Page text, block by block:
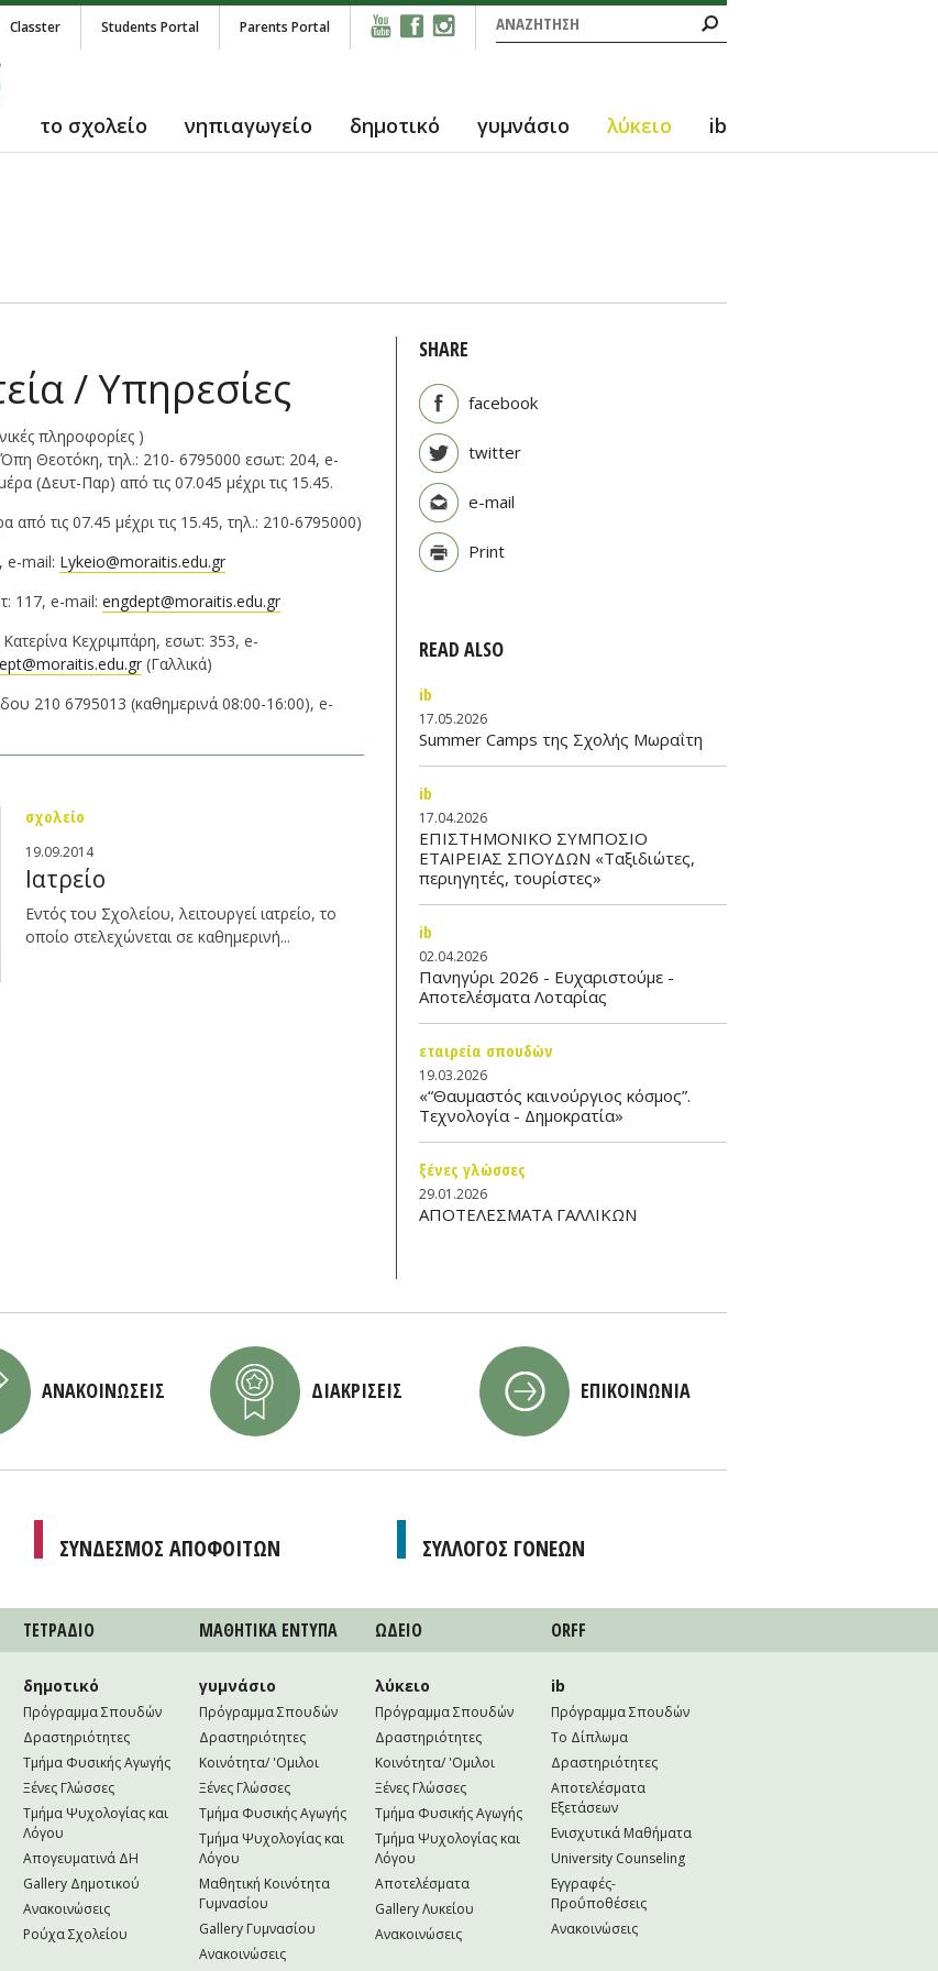
Φόρμα αναζήτησης
Αναζήτηση
Classter Students Portal Parents Portal
το σχολείο νηπιαγωγείο δημοτικό γυμνάσιο λύκειο ib
/ Υπηρεσίες
πληροφορίες )
Θεοτόκη, τηλ.: 210- 6795000 εσωτ: 204, e-
(Δευτ-Παρ) από τις 07.045 μέχρι τις 15.45.
από τις 07.45 μέχρι τις 15.45, τηλ.: 210-6795000)
e-mail: Lykeio@moraitis.edu.gr
117, e-mail: engdept@moraitis.edu.gr
Κατερίνα Κεχριμπάρη, εσωτ: 353, e-
(Γαλλικά)
210 6795013 (καθημερινά 08:00-16:00), e-
σχολείο
19.09.2014
Ιατρείο
Εντός του Σχολείου, λειτουργεί ιατρείο, το
οποίο στελεχώνεται σε καθημερινή...
SHARE
facebook
twitter
e-mail
Print
READ ALSO
ib
17.05.2026
Summer Camps της Σχολής Μωραΐτη
ib
17.04.2026
ΕΠΙΣΤΗΜΟΝΙΚΟ ΣΥΜΠΟΣΙΟ
ΕΤΑΙΡΕΙΑΣ ΣΠΟΥΔΩΝ «Ταξιδιώτες,
περιηγητές, τουρίστες»
ib
02.04.2026
Πανηγύρι 2026 - Ευχαριστούμε -
Αποτελέσματα Λοταρίας
εταιρεία σπουδών
19.03.2026
«“Θαυμαστός καινούργιος κόσμος”.
Τεχνολογία - Δημοκρατία»
ξένες γλώσσες
29.01.2026
ΑΠΟΤΕΛΕΣΜΑΤΑ ΓΑΛΛΙΚΩΝ
ΑΝΑΚΟΙΝΩΣΕΙΣ ΔΙΑΚΡΙΣΕΙΣ ΕΠΙΚΟΙΝΩΝΙΑ
ΣΥΝΔΕΣΜΟΣ ΑΠΟΦΟΙΤΩΝ ΣΥΛΛΟΓΟΣ ΓΟΝΕΩΝ
ΤΕΤΡAΔΙΟ ΜΑΘΗΤΙΚA ΕΝΤΥΠΑ ΩΔΕΙΟ ORFF
δημοτικό
Πρόγραμμα Σπουδών
Δραστηριότητες
Τμήμα Φυσικής Αγωγής
Ξένες Γλώσσες
Τμήμα Ψυχολογίας και
Λόγου
Απογευματινά ΔΗ
Gallery Δημοτικού
Ανακοινώσεις
Ρούχα Σχολείου
γυμνάσιο
Πρόγραμμα Σπουδών
Δραστηριότητες
Κοινότητα/ 'Ομιλοι
Ξένες Γλώσσες
Τμήμα Φυσικής Αγωγής
Τμήμα Ψυχολογίας και
Λόγου
Μαθητική Κοινότητα
Γυμνασίου
Gallery Γυμνασίου
Ανακοινώσεις
λύκειο
Πρόγραμμα Σπουδών
Δραστηριότητες
Κοινότητα/ 'Ομιλοι
Ξένες Γλώσσες
Τμήμα Φυσικής Αγωγής
Τμήμα Ψυχολογίας και
Λόγου
Αποτελέσματα
Gallery Λυκείου
Ανακοινώσεις
ib
Πρόγραμμα Σπουδών
Το Δίπλωμα
Δραστηριότητες
Αποτελέσματα
Εξετάσεων
Ενισχυτικά Μαθήματα
University Counseling
Εγγραφές-
Προΰποθέσεις
Ανακοινώσεις